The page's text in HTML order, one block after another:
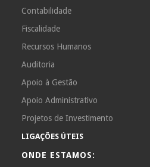
Contabilidade
Fiscalidade
Recursos Humanos
Auditoria
Apoio à Gestão
Apoio Administrativo
Projetos de Investimento
LIGAÇÕES ÚTEIS
ONDE ESTAMOS: